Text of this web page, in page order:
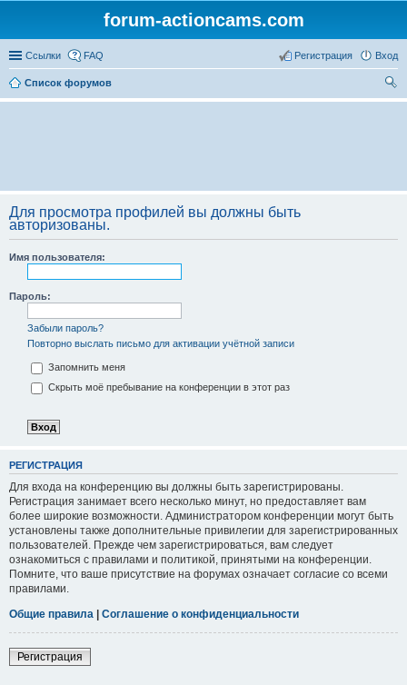
forum-actioncams.com
Ссылки FAQ Вход
Регистрация
Список форумов
ои
Для просмотра профилей вы должны быть
авторизованы.
Имя пользователя:
Пароль:
Забыли пароль?
Повторно выслать письмо для активации учётной записи
Запомнить меня
Скрыть моё пребывание на конференции в этот раз
РЕГИСТРАЦИЯ
Для входа на конференцию вы должны быть зарегистрированы.
Регистрация занимает всего несколько минут, но предоставляет вам
более широкие возможности. Администратором конференции могут быть
установлены также дополнительные привилегии для зарегистрированных
пользователей. Прежде чем зарегистрироваться, вам следует
ознакомиться с правилами и политикой, принятыми на конференции.
Помните, что ваше присутствие на форумах означает согласие со всеми
правилами.
Общие правила | Соглашение о конфиденциальности
Регистрация